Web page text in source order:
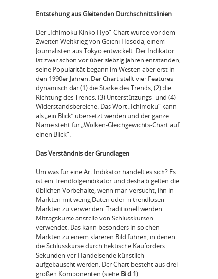
Entstehung aus Gleitenden Durchschnittslinien
Der „Ichimoku Kinko Hyo“-Chart wurde vor dem
Zweiten Weltkrieg von Goichi Hosoda, einem
Journalisten aus Tokyo entwickelt. Der Indikator
ist zwar schon vor über siebzig Jahren entstanden,
seine Popularität begann im Westen aber erst in
den 1990er Jahren. Der Chart stellt vier Features
dynamisch dar (1) die Stärke des Trends, (2) die
Richtung des Trends, (3) Unterstützungs- und (4)
Widerstandsbereiche. Das Wort „Ichimoku“ kann
als „ein Blick“ übersetzt werden und der ganze
Name steht für „Wolken-Gleichgewichts-Chart auf
einen Blick“.
Das Verständnis der Grundlagen
Um was für eine Art Indikator handelt es sich? Es
ist ein Trendfolgeindikator und deshalb gelten die
üblichen Vorbehalte, wenn man versucht, ihn in
Märkten mit wenig Daten oder in trendlosen
Märkten zu verwenden. Traditionell werden
Mittagskurse anstelle von Schlusskursen
verwendet. Das kann besonders in solchen
Märkten zu einem klareren Bild führen, in denen
die Schlusskurse durch hektische Kauforders
Sekunden vor Handelsende künstlich
aufgebauscht werden. Der Chart besteht aus drei
großen Komponenten (siehe Bild 1).